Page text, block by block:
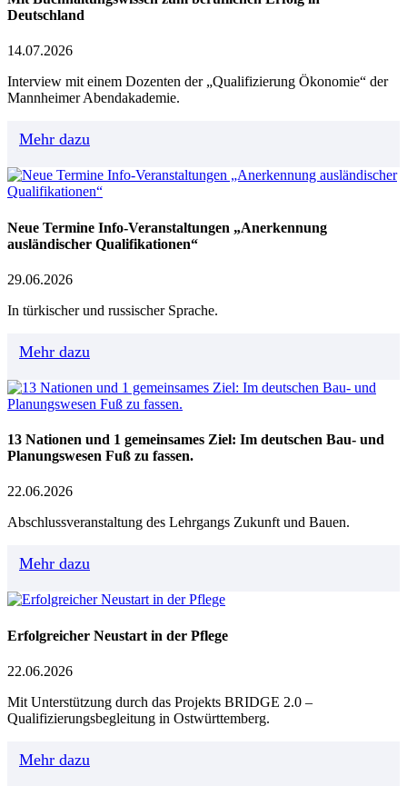
Deutschland
14.07.2026
Interview mit einem Dozenten der „Qualifizierung Ökonomie“ der
Mannheimer Abendakademie.
Mehr dazu
Neue Termine Info-Veranstaltungen „Anerkennung
ausländischer Qualifikationen“
29.06.2026
In türkischer und russischer Sprache.
Mehr dazu
13 Nationen und 1 gemeinsames Ziel: Im deutschen Bau- und
Planungswesen Fuß zu fassen.
22.06.2026
Abschlussveranstaltung des Lehrgangs Zukunft und Bauen.
Mehr dazu
Erfolgreicher Neustart in der Pflege
22.06.2026
Mit Unterstützung durch das Projekts BRIDGE 2.0 –
Qualifizierungsbegleitung in Ostwürttemberg.
Mehr dazu